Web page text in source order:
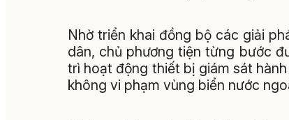
Nhờ triển khai đồng bộ các giải
dân, chủ phương tiện từng bước
trì hoạt động thiết bị giám sát
không vi phạm vùng biển nước